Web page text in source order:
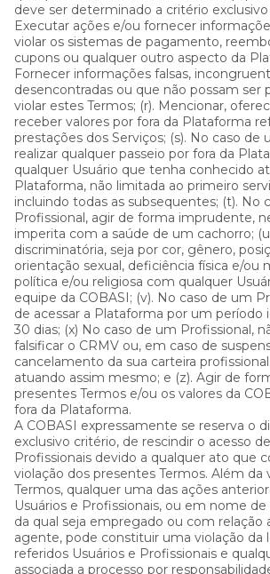
deve ser determinado a critério exclusivo
Executar ações e/ou fornecer
violar os sistemas de pagamento,
cupons ou qualquer outro aspecto da
Fornecer informações falsas,
desencontradas ou que não possam ser
violar estes Termos; (r). Mencionar,
receber valores por fora da Plataforma
prestações dos Serviços; (s). No caso de
realizar qualquer passeio por fora da
qualquer Usuário que tenha conhecido
Plataforma, não limitada ao primeiro
incluindo todas as subsequentes; (t). No
Profissional, agir de forma imprudente,
imperita com a saúde de um cachorro;
discriminatória, seja por cor, gênero,
orientação sexual, deficiência física e/ou
política e/ou religiosa com qualquer
equipe da COBASI; (v). No caso de um
de acessar a Plataforma por um período
30 dias; (x) No caso de um Profissional,
falsificar o CRMV ou, em caso de
cancelamento da sua carteira
atuando assim mesmo; e (z). Agir de
presentes Termos e/ou os valores da
fora da Plataforma.
A COBASI expressamente se reserva o
exclusivo critério, de rescindir o acesso
Profissionais devido a qualquer ato que
violação dos presentes Termos. Além da
Termos, qualquer uma das ações
Usuários e Profissionais, ou em nome
da qual seja empregado ou com relação
agente, pode constituir uma violação da
referidos Usuários e Profissionais e
associada a processo por